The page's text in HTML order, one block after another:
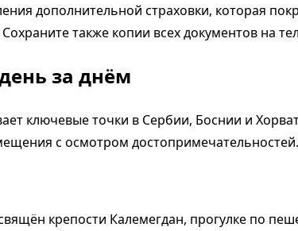
дополнительной страховки, которая
также копии всех документов на
за днём
ключевые точки в Сербии, Боснии и
с осмотром
крепости Калемегдан, прогулке по